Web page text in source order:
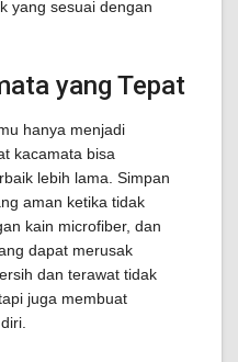
yang sesuai dengan
yang Tepat
hanya menjadi
kacamata bisa
lebih lama. Simpan
aman ketika tidak
kain microfiber, dan
dapat merusak
dan terawat tidak
juga membuat